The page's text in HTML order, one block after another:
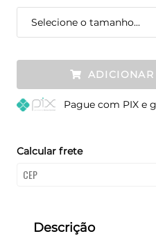
Selecione o tamanho...
Pague com PIX e
Calcular frete
Descrição